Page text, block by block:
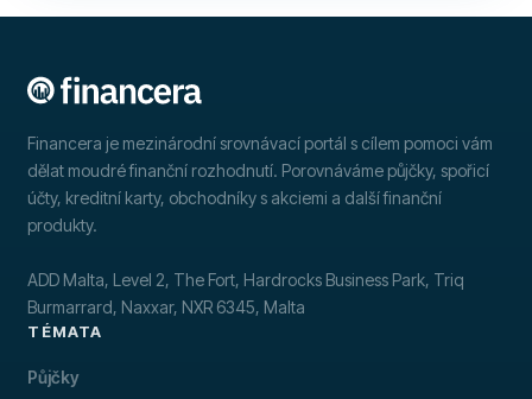
Financera je mezinárodní srovnávací portál s cílem pomoci vám
dělat moudré finanční rozhodnutí. Porovnáváme půjčky, spořicí
účty, kreditní karty, obchodníky s akciemi a další finanční
produkty.
ADD Malta, Level 2, The Fort, Hardrocks Business Park, Triq
Burmarrard, Naxxar, NXR 6345, Malta
TÉMATA
Půjčky